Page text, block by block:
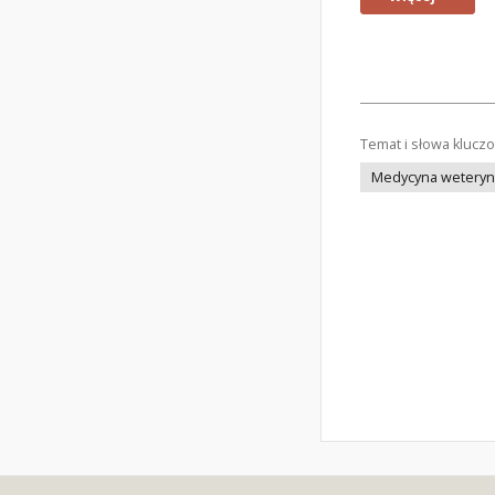
Temat i słowa
Medycyna